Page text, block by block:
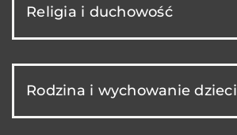
Religia i duchowość
Rodzina i wychowanie dzieci